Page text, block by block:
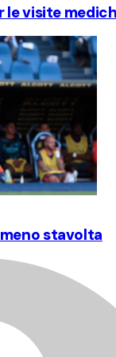
le visite
stavolta